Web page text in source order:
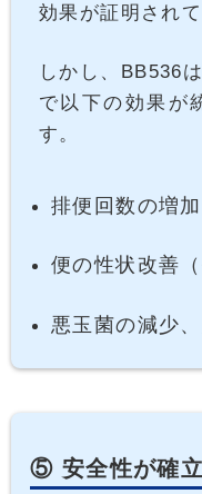
効果が証明され
しかし、BB536
で以下の効果が
す。
排便回数の増加
便の性状改善
悪玉菌の減少
⑤ 安全性が確